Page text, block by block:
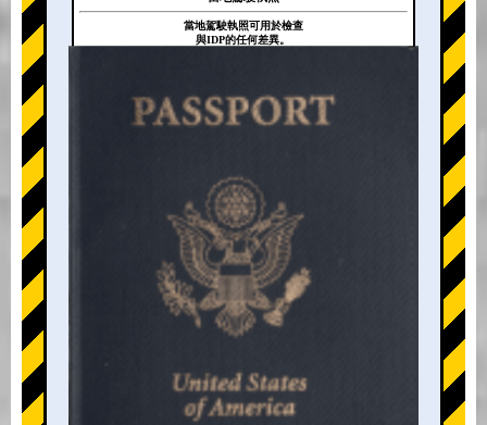
+
當地駕駛執照可用於檢查
與IDP的任何差異。